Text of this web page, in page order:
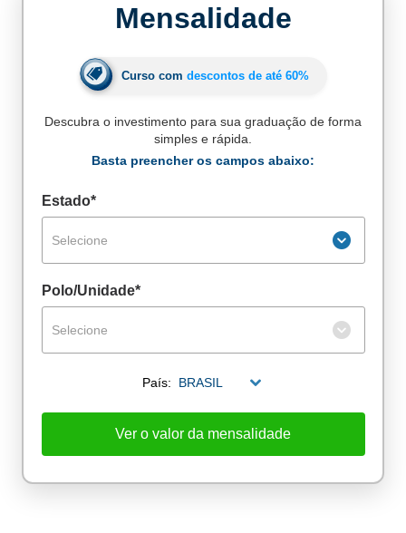
Mensalidade
Curso com descontos de até 60%
Descubra o investimento para sua graduação de forma
simples e rápida.
Basta preencher os campos abaixo:
Estado*
Selecione
Polo/Unidade*
Selecione
País: BRASIL
Ver o valor da mensalidade